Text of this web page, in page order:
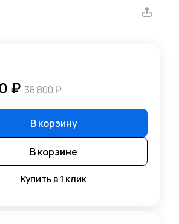
₽ 38 800 ₽
В корзину
В корзине
Купить в 1 клик